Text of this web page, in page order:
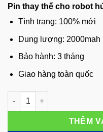
Pin thay thế cho robot
Tình trạng: 100% mới
Dung lượng: 2000mah
Bảo hành: 3 tháng
Giao hàng toàn quốc
Pin robot Acro BL100 số
THÊM